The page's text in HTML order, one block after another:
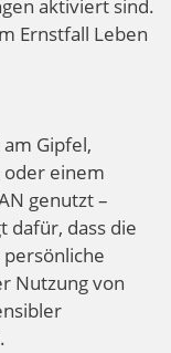
aktiviert sind.
Ernstfall Leben
Gipfel,
einem
genutzt –
dafür, dass die
Nutzung von